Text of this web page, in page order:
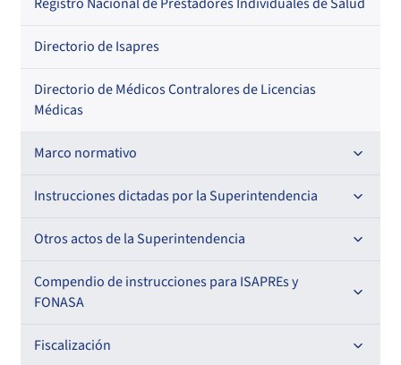
Por especialidad
Directorio de Isapres
Directorio de Médicos Contralores de Licencias
Médicas
Marco normativo
Leyes
Decretos con Fuerza de Ley
Decretos
Instrucciones dictadas por la Superintendencia
Para ISAPREs y FONASA
Circulares
Para Prestadores Institucionales
Otros actos de la Superintendencia
Antecedentes preparatorios de normas que afecten a
EMT Ley N° 20.416
Comisión Evaluadora de Licitaciones Públicas
Compendio de instrucciones para ISAPREs y
FONASA
Compendio Beneficios
Fiscalización